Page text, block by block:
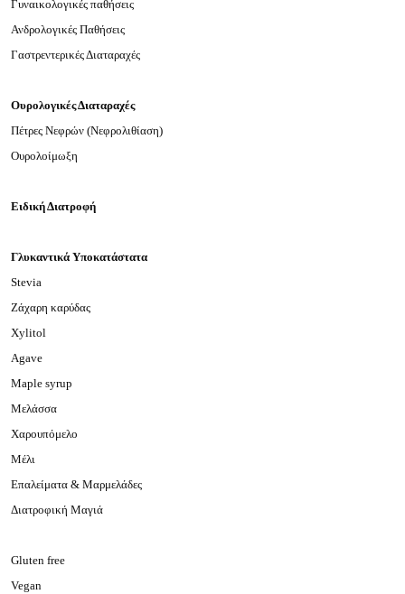
Γυναικολογικές παθήσεις
Ανδρολογικές Παθήσεις
Γαστρεντερικές Διαταραχές
Ουρολογικές Διαταραχές
Πέτρες Νεφρών (Νεφρολιθίαση)
Ουρολοίμωξη
Ειδική Διατροφή
Γλυκαντικά Υποκατάστατα
Stevia
Ζάχαρη καρύδας
Xylitol
Agave
Maple syrup
Μελάσσα
Χαρουπόμελο
Μέλι
Επαλείματα & Μαρμελάδες
Διατροφική Μαγιά
Gluten free
Vegan